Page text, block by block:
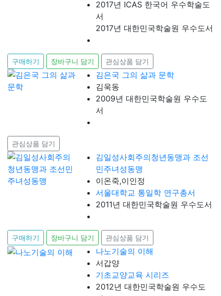
2017년 ICAS 한국어 우수학술도
서
2017년 대한민국학술원 우수도서
구매하기 장바구니 담기 관심상품 담기
김은국 그의 삶과 문학
김욱동
2009년 대한민국학술원 우수도
서
관심상품 담기
김일성사회주의청년동맹과 조선
민주녀성동맹
이온죽,이인정
서울대학교 통일학 연구총서
2011년 대한민국학술원 우수도서
구매하기 장바구니 담기 관심상품 담기
나노기술의 이해
서갑양
기초교양교육 시리즈
2012년 대한민국학술원 우수도